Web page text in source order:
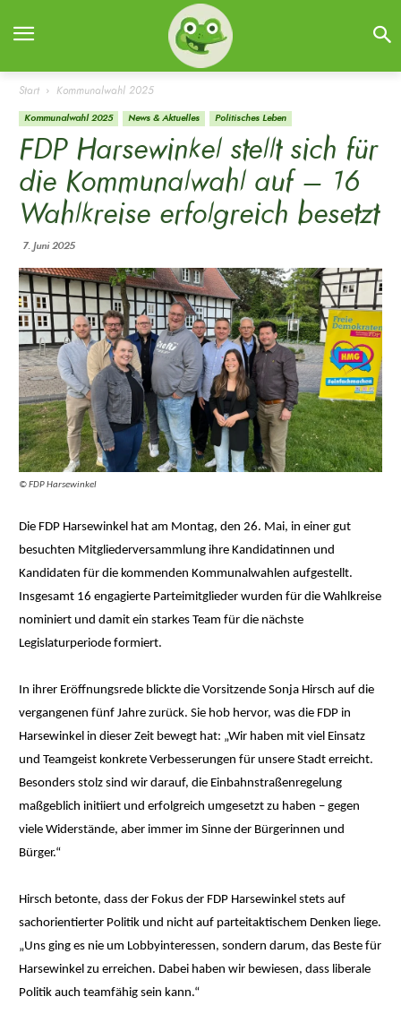
Start Kommunalwahl 2025
Kommunalwahl 2025 News & Aktuelles Politisches Leben
FDP Harsewinkel stellt sich für
die Kommunalwahl auf – 16
Wahlkreise erfolgreich besetzt
7. Juni 2025
© FDP Harsewinkel
Die FDP Harsewinkel hat am Montag, den 26. Mai, in einer gut
besuchten Mitgliederversammlung ihre Kandidatinnen und
Kandidaten für die kommenden Kommunalwahlen aufgestellt.
Insgesamt 16 engagierte Parteimitglieder wurden für die Wahlkreise
nominiert und damit ein starkes Team für die nächste
Legislaturperiode formiert.
In ihrer Eröffnungsrede blickte die Vorsitzende Sonja Hirsch auf die
vergangenen fünf Jahre zurück. Sie hob hervor, was die FDP in
Harsewinkel in dieser Zeit bewegt hat: „Wir haben mit viel Einsatz
und Teamgeist konkrete Verbesserungen für unsere Stadt erreicht.
Besonders stolz sind wir darauf, die Einbahnstraßenregelung
maßgeblich initiiert und erfolgreich umgesetzt zu haben – gegen
viele Widerstände, aber immer im Sinne der Bürgerinnen und
Bürger.“
Hirsch betonte, dass der Fokus der FDP Harsewinkel stets auf
sachorientierter Politik und nicht auf parteitaktischem Denken liege.
„Uns ging es nie um Lobbyinteressen, sondern darum, das Beste für
Harsewinkel zu erreichen. Dabei haben wir bewiesen, dass liberale
Politik auch teamfähig sein kann.“